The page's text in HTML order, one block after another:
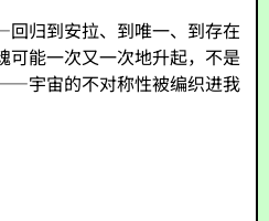
归到安拉、到唯一、到存在
可能一次又一次地升起，不是
宇宙的不对称性被编织进我